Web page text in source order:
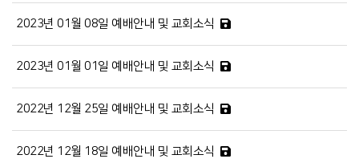
2023년 01월 08일 예배안내 및 교회소식
2023년 01월 01일 예배안내 및 교회소식
2022년 12월 25일 예배안내 및 교회소식
2022년 12월 18일 예배안내 및 교회소식